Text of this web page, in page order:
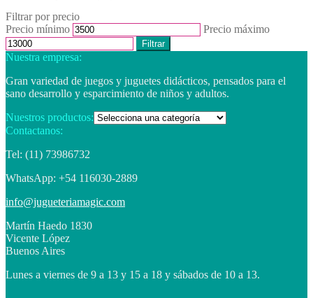
Filtrar por precio
Precio mínimo
Precio máximo
Filtrar
Nuestra empresa:
Gran variedad de juegos y juguetes didácticos, pensados para el
sano desarrollo y esparcimiento de niños y adultos.
Nuestros productos:
Contactanos:
Tel: (11) 73986732
WhatsApp: +54 116030-2889
info@jugueteriamagic.com
Martín Haedo 1830
Vicente López
Buenos Aires
Lunes a viernes de 9 a 13 y 15 a 18 y sábados de 10 a 13.